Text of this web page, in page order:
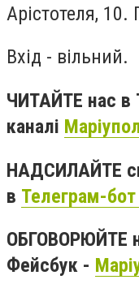
Арістотеля,
Вхід - вільний.
ЧИТАЙТЕ нас в
каналі
НАДСИЛАЙТЕ
в Телеграм-
ОБГОВОРЮЙТЕ
Фейсбук -